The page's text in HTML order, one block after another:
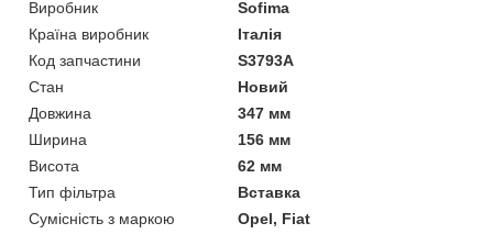
Виробник
Sofima
Країна виробник
Італія
Код запчастини
S3793A
Стан
Новий
Довжина
347 мм
Ширина
156 мм
Висота
62 мм
Тип фільтра
Вставка
Сумісність з маркою
Opel, Fiat